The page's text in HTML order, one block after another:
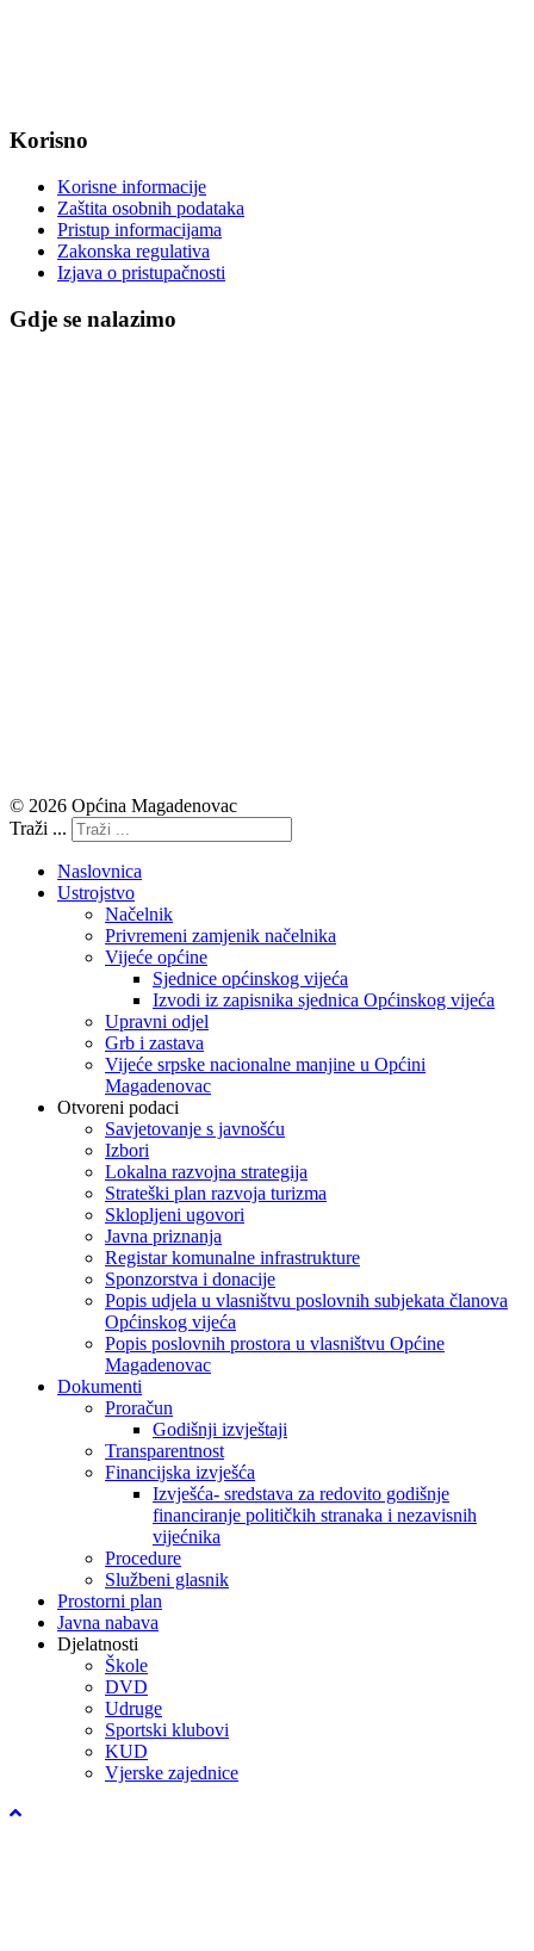
Korisno
Korisne informacije
Zaštita osobnih podataka
Pristup informacijama
Zakonska regulativa
Izjava o pristupačnosti
Gdje se nalazimo
© 2026 Općina Magadenovac
Traži ...
Naslovnica
Ustrojstvo
Načelnik
Privremeni zamjenik načelnika
Vijeće općine
Sjednice općinskog vijeća
Izvodi iz zapisnika sjednica Općinskog vijeća
Upravni odjel
Grb i zastava
Vijeće srpske nacionalne manjine u Općini
Magadenovac
Otvoreni podaci
Savjetovanje s javnošću
Izbori
Lokalna razvojna strategija
Strateški plan razvoja turizma
Sklopljeni ugovori
Javna priznanja
Registar komunalne infrastrukture
Sponzorstva i donacije
Popis udjela u vlasništvu poslovnih subjekata članova
Općinskog vijeća
Popis poslovnih prostora u vlasništvu Općine
Magadenovac
Dokumenti
Proračun
Godišnji izvještaji
Transparentnost
Financijska izvješća
Izvješća- sredstava za redovito godišnje
financiranje političkih stranaka i nezavisnih
vijećnika
Procedure
Službeni glasnik
Prostorni plan
Javna nabava
Djelatnosti
Škole
DVD
Udruge
Sportski klubovi
KUD
Vjerske zajednice